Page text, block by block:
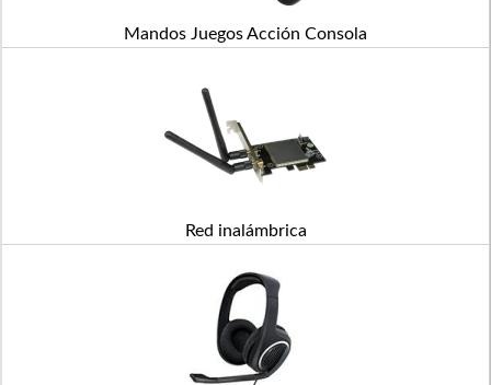
Mandos Juegos Acción Consola
Red inalámbrica